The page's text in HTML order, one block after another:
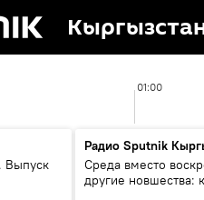
01:00
Выпуск
Радио Sputnik
Среда вместо
другие новшества: